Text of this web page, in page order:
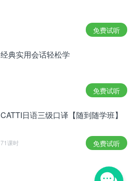
免费试听
经典实用会话轻松学
免费试听
CATTI日语三级口译【随到随学班】
71课时 免费试听